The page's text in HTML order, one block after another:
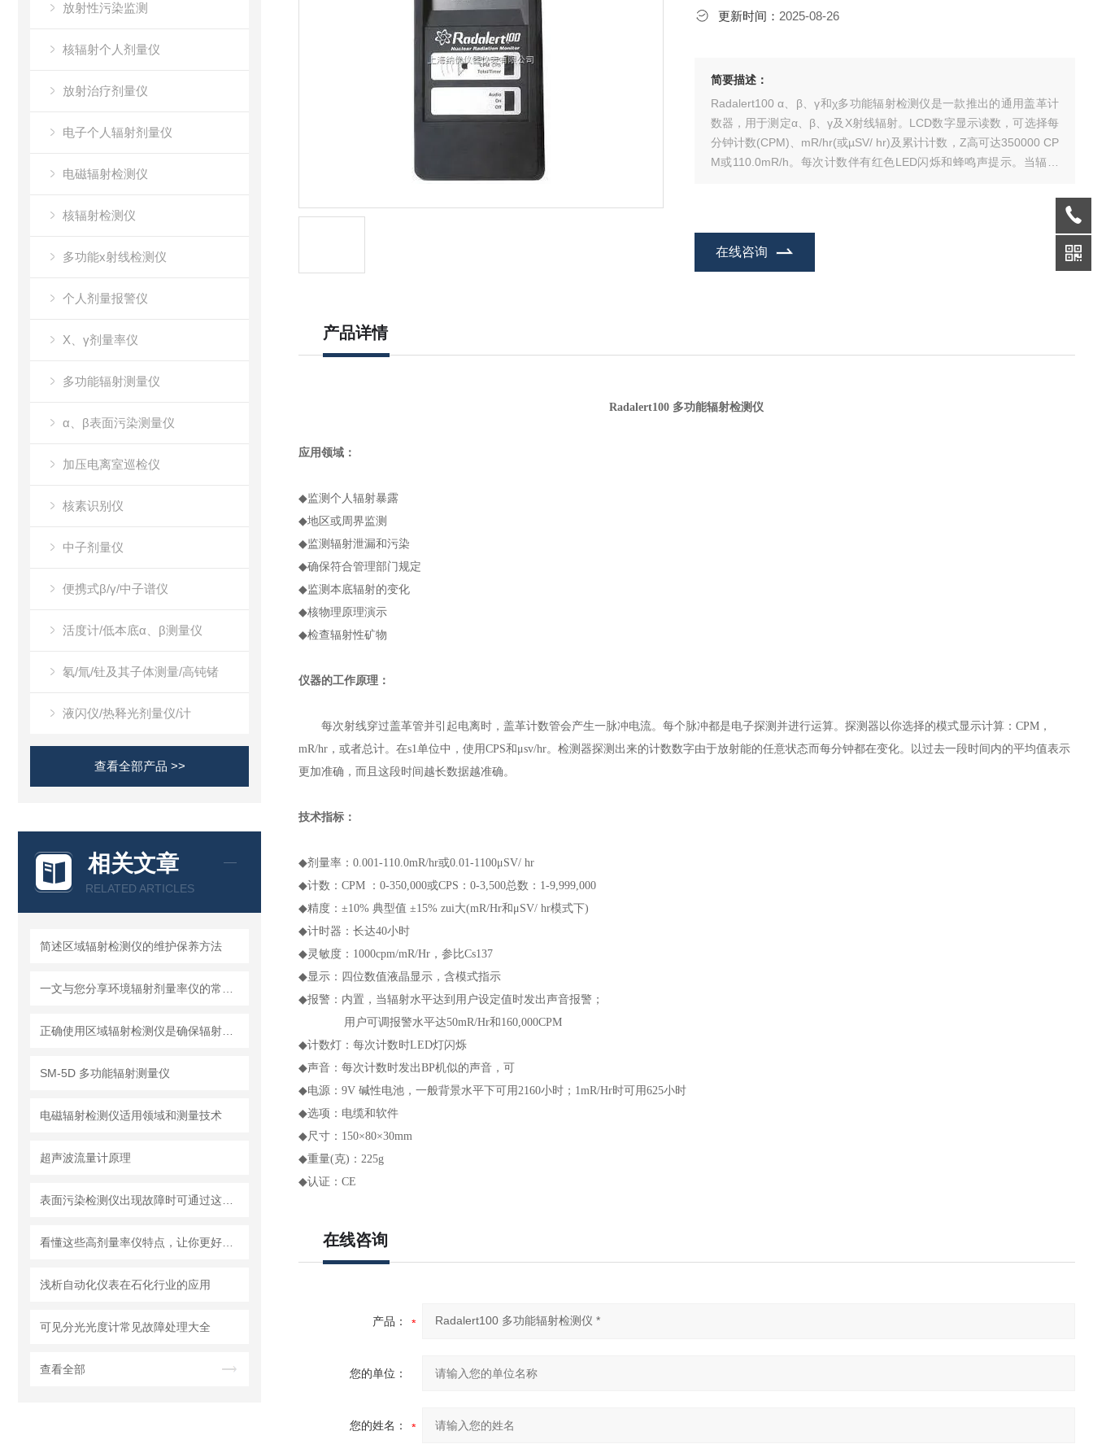
放射性污染监测
核辐射个人剂量仪
放射治疗剂量仪
电子个人辐射剂量仪
电磁辐射检测仪
核辐射检测仪
多功能x射线检测仪
个人剂量报警仪
X、γ剂量率仪
多功能辐射测量仪
α、β表面污染测量仪
加压电离室巡检仪
核素识别仪
中子剂量仪
便携式β/γ/中子谱仪
活度计/低本底α、β测量仪
氡/氚/钍及其子体测量/高钝锗
液闪仪/热释光剂量仪/计
查看全部产品 >>
相关文章
RELATED ARTICLES
简述区域辐射检测仪的维护保养方法
SM-5D 多功能辐射测量仪
电磁辐射检测仪适用领域和测量技术
超声波流量计原理
浅析自动化仪表在石化行业的应用
可见分光光度计常见故障处理大全
查看全部
更新时间： 2025-08-26
简要描述：
Radalert100 α、β、γ和χ多功能辐射检测仪是一款推出的通用盖革计
数器，用于测定α、β、γ及Χ射线辐射。LCD数字显示读数，可选择每
分钟计数(CPM)、mR/hr(或µSV/ hr)及累计计数，Z高可达350000 CP
M或110.0mR/h。每次计数伴有红色LED闪烁和蜂鸣声提示。当辐射
在线咨询
产品详情
Radalert100 多功能辐射检测仪
应用领域：
◆监测个人辐射暴露
◆地区或周界监测
◆监测辐射泄漏和污染
◆确保符合管理部门规定
◆监测本底辐射的变化
◆核物理原理演示
◆检查辐射性矿物
仪器的工作原理：
每次射线穿过盖革管并引起电离时，盖革计数管会产生一脉冲电流。每个脉冲都是电子探测并进行运算。探测器以你选择的模式显示计算：CPM，
mR/hr，或者总计。在s1单位中，使用CPS和μsv/hr。检测器探测出来的计数数字由于放射能的任意状态而每分钟都在变化。以过去一段时间内的平均值表示
更加准确，而且这段时间越长数据越准确。
技术指标：
◆剂量率：0.001-110.0mR/hr或0.01-1100μSV/ hr
◆计数：CPM ：0-350,000或CPS：0-3,500总数：1-9,999,000
◆精度：±10% 典型值 ±15% zui大(mR/Hr和μSV/ hr模式下)
◆计时器：长达40小时
◆灵敏度：1000cpm/mR/Hr，参比Cs137
◆显示：四位数值液晶显示，含模式指示
◆报警：内置，当辐射水平达到用户设定值时发出声音报警；
用户可调报警水平达50mR/Hr和160,000CPM
◆计数灯：每次计数时LED灯闪烁
◆声音：每次计数时发出BP机似的声音，可
◆电源：9V 碱性电池，一般背景水平下可用2160小时；1mR/Hr时可用625小时
◆选项：电缆和软件
◆尺寸：150×80×30mm
◆重量(克)：225g
◆认证：CE
在线咨询
产品：
您的单位：
您的姓名：